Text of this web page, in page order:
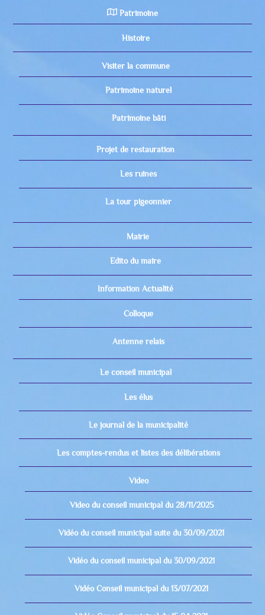
Patrimoine
Histoire
Visiter la commune
Patrimoine naturel
Patrimoine bâti
Projet de restauration
Les ruines
La tour pigeonnier
Mairie
Edito du maire
Information Actualité
Colloque
Antenne relais
Le conseil municipal
Les élus
Le journal de la municipalité
Les comptes-rendus et listes des délibérations
Video
Video du conseil municipal du 28/11/2025
Vidéo du conseil municipal suite du 30/09/2021
Vidéo du conseil municipal du 30/09/2021
Vidéo Conseil municipal du 13/07/2021